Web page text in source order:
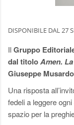
DISPONIBILE DAL 27
IlGruppo
dal titoloAmen.
Giuseppe
Una risposta
fedeli a leggere
spazio per la